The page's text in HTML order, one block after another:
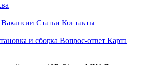
Вакансии Статьи Контакты
и сборка Вопрос-ответ Карта